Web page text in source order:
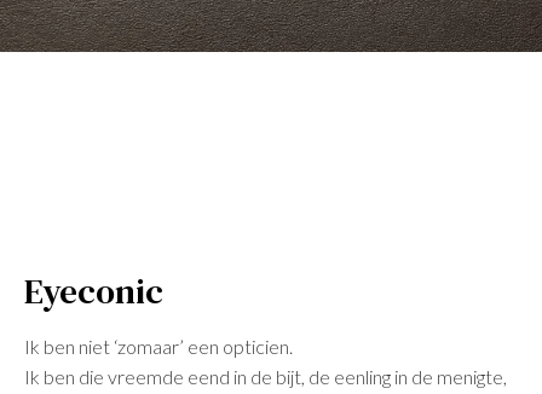
Eyeconic
Ik ben niet ‘zomaar’ een opticien.
Ik ben die vreemde eend in de bijt, de eenling in de menigte,